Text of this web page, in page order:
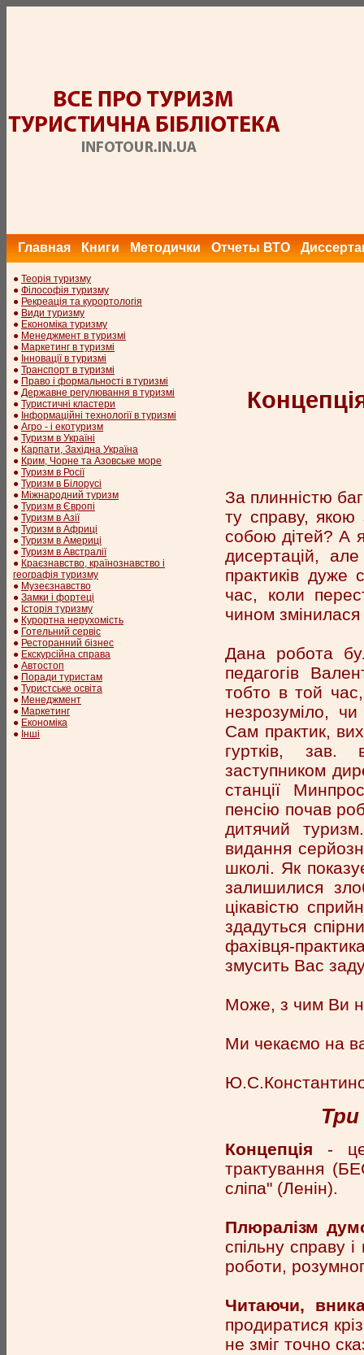
Главная Книги Методички Отчеты ВТО
● Теорія туризму
● Філософія туризму
● Рекреація та курортологія
● Види туризму
● Економіка туризму
● Менеджмент в туризмі
● Маркетинг в туризмі
● Інновації в туризмі
● Транспорт в туризмі
● Право і формальності в туризмі
● Державне регулювання в туризмі
● Туристичні кластери
● Інформаційні технології в туризмі
● Агро - і екотуризм
● Туризм в Україні
● Карпати, Західна Україна
● Крим, Чорне та Азовське море
● Туризм в Росії
● Туризм в Білорусі
● Міжнародний туризм
● Туризм в Європі
● Туризм в Азії
● Туризм в Африці
● Туризм в Америці
● Туризм в Австралії
● Краєзнавство, країнознавство і
географія туризму
● Музеєзнавство
● Замки і фортеці
● Історія туризму
● Курортна нерухомість
● Готельний сервіс
● Ресторанний бізнес
● Екскурсійна справа
● Автостоп
● Поради туристам
● Туристське освіта
● Менеджмент
● Маркетинг
● Економіка
● Інші
За плинністю
ту справу,
собою дітей? А
дисертацій,
практиків дуже
час, коли
чином змінилася
Дана робота
педагогів
тобто в той
незрозуміло,
Сам практик,
гуртків, зав.
заступником
станції
пенсію почав
дитячий
видання
школі. Як
залишилися
цікавістю
здадуться
фахівця-
змусить Вас
Може, з чим Ви
Ми чекаємо на
Концепція - це
трактування
сліпа" (Ленін).
Плюралізм
спільну справу
роботи,
Читаючи,
продиратися
не зміг точно